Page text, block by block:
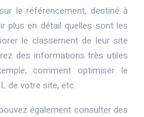
le référencement, destiné à
plus en détail quelles sont les
le classement de leur site
des informations très utiles
comment optimiser le
de votre site, etc.
également consulter des